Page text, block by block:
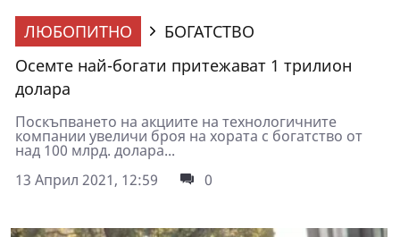
ЛЮБОПИТНО
БОГАТСТВО
Осемте най-богати притежават 1 трилион
долара
Поскъпването на акциите на технологичните
компании увеличи броя на хората с богатство от
над 100 млрд. долара...
13 Април 2021, 12:59
0